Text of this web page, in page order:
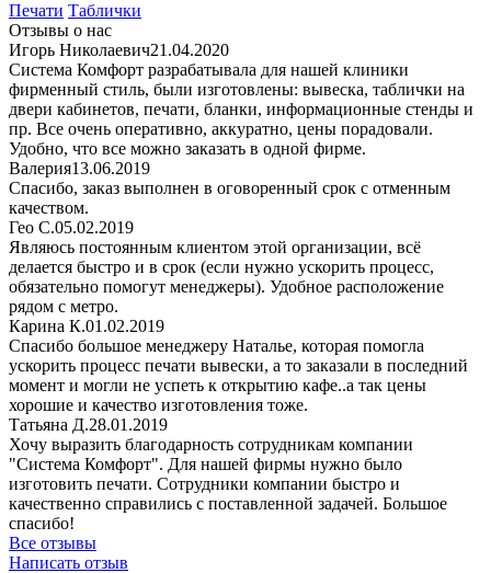
Печати Таблички
Отзывы о нас
Игорь Николаевич21.04.2020
Система Комфорт разрабатывала для нашей клиники
фирменный стиль, были изготовлены: вывеска, таблички на
двери кабинетов, печати, бланки, информационные стенды и
пр. Все очень оперативно, аккуратно, цены порадовали.
Удобно, что все можно заказать в одной фирме.
Валерия13.06.2019
Спасибо, заказ выполнен в оговоренный срок с отменным
качеством.
Гео С.05.02.2019
Являюсь постоянным клиентом этой организации, всё
делается быстро и в срок (если нужно ускорить процесс,
обязательно помогут менеджеры). Удобное расположение
рядом с метро.
Карина К.01.02.2019
Спасибо большое менеджеру Наталье, которая помогла
ускорить процесс печати вывески, а то заказали в последний
момент и могли не успеть к открытию кафе..а так цены
хорошие и качество изготовления тоже.
Татьяна Д.28.01.2019
Хочу выразить благодарность сотрудникам компании
"Система Комфорт". Для нашей фирмы нужно было
изготовить печати. Сотрудники компании быстро и
качественно справились с поставленной задачей. Большое
спасибо!
Все отзывы
Написать отзыв